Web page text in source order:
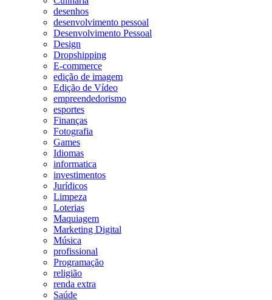
desenhos
desenvolvimento pessoal
Desenvolvimento Pessoal
Design
Dropshipping
E-commerce
edição de imagem
Edição de Vídeo
empreendedorismo
esportes
Finanças
Fotografia
Games
Idiomas
informatica
investimentos
Jurídicos
Limpeza
Loterias
Maquiagem
Marketing Digital
Música
profissional
Programação
religião
renda extra
Saúde